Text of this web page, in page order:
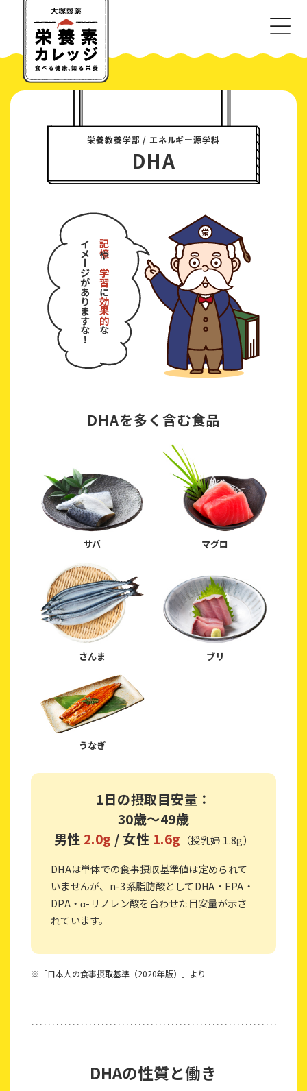
栄養教養学部 / エネルギー源学科
DHA
DHAを多く含む食品
サバ マグロ
さんま ブリ
うなぎ
記憶
や
学習
に
効果的
な
イメージが
ありますな！
1日の摂取目安量：
30歳〜49歳
男性 2.0g / 女性 1.6g （授乳婦 1.8g）
DHAは単体での食事摂取基準値は定められて
いませんが、 n-3系脂肪酸としてDHA・EPA・
DPA・α-リノレン酸を合わせた目安量が示さ
れています。
※「日本人の食事摂取基準（2020年版）」より
DHAの性質と働き